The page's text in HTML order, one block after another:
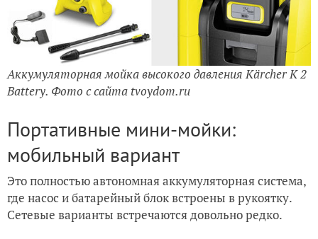
Аккумуляторная мойка высокого давления Kärcher K 2
Battery. Фото с сайта tvoydom.ru
Портативные мини-мойки:
мобильный вариант
Это полностью автономная аккумуляторная система,
где насос и батарейный блок встроены в рукоятку.
Сетевые варианты встречаются довольно редко.